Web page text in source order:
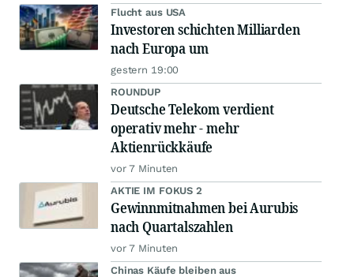
Flucht aus USA
Investoren schichten Milliarden
nach Europa um
gestern 19:00
ROUNDUP
Deutsche Telekom verdient
operativ mehr - mehr
Aktienrückkäufe
vor 7 Minuten
AKTIE IM FOKUS 2
Gewinnmitnahmen bei Aurubis
nach Quartalszahlen
vor 7 Minuten
Chinas Käufe bleiben aus